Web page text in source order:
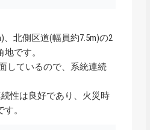
、北側区道(幅員約7.5m)の2
です。
しているので、系統連続
性は良好であり、火災時
。